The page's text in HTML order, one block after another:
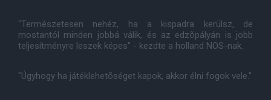
"Természetesen nehéz, ha a kispadra kerülsz, de
mostantól minden jobbá válik, és az edzõpályán is jobb
teljesítményre leszek képes" - kezdte a holland NOS-nak.
"Úgyhogy ha játéklehetõséget kapok, akkor élni fogok vele."